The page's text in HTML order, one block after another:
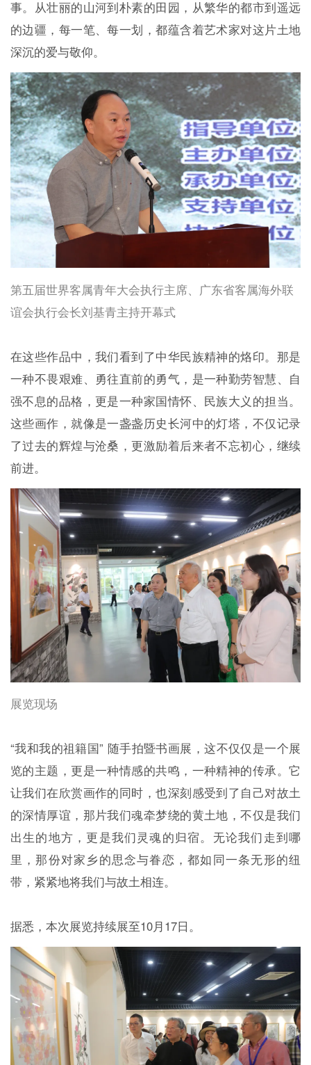
事。从壮丽的山河到朴素的田园，从繁华的都市到遥远
的边疆，每一笔、每一划，都蕴含着艺术家对这片土地
深沉的爱与敬仰。
第五届世界客属青年大会执行主席、广东省客属海外联
谊会执行会长刘基青主持开幕式
在这些作品中，我们看到了中华民族精神的烙印。那是
一种不畏艰难、勇往直前的勇气，是一种勤劳智慧、自
强不息的品格，更是一种家国情怀、民族大义的担当。
这些画作，就像是一盏盏历史长河中的灯塔，不仅记录
了过去的辉煌与沧桑，更激励着后来者不忘初心，继续
前进。
展览现场
“我和我的祖籍国” 随手拍暨书画展，这不仅仅是一个展
览的主题，更是一种情感的共鸣，一种精神的传承。它
让我们在欣赏画作的同时，也深刻感受到了自己对故土
的深情厚谊，那片我们魂牵梦绕的黄土地，不仅是我们
出生的地方，更是我们灵魂的归宿。无论我们走到哪
里，那份对家乡的思念与眷恋，都如同一条无形的纽
带，紧紧地将我们与故土相连。
据悉，本次展览持续展至10月17日。